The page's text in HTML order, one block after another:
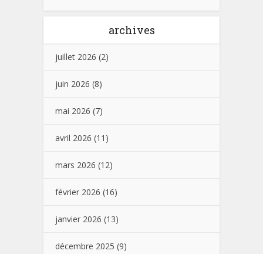
archives
juillet 2026 (2)
juin 2026 (8)
mai 2026 (7)
avril 2026 (11)
mars 2026 (12)
février 2026 (16)
janvier 2026 (13)
décembre 2025 (9)